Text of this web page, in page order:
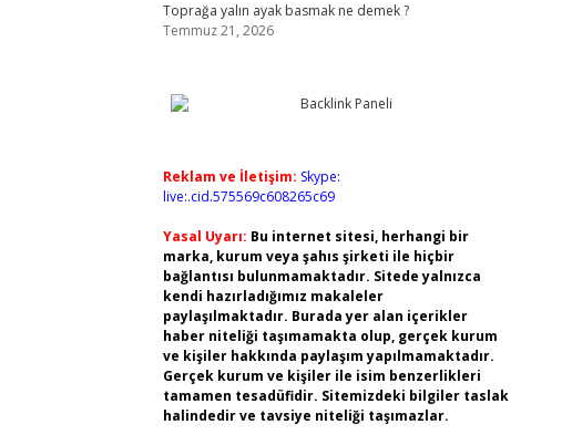
Toprağa yalın ayak basmak ne demek ?
Temmuz 21, 2026
Reklam ve İletişim: Skype:
live:.cid.575569c608265c69
Yasal Uyarı: Bu internet sitesi, herhangi bir
marka, kurum veya şahıs şirketi ile hiçbir
bağlantısı bulunmamaktadır. Sitede yalnızca
kendi hazırladığımız makaleler
paylaşılmaktadır. Burada yer alan içerikler
haber niteliği taşımamakta olup, gerçek kurum
ve kişiler hakkında paylaşım yapılmamaktadır.
Gerçek kurum ve kişiler ile isim benzerlikleri
tamamen tesadüfidir. Sitemizdeki bilgiler taslak
halindedir ve tavsiye niteliği taşımazlar.